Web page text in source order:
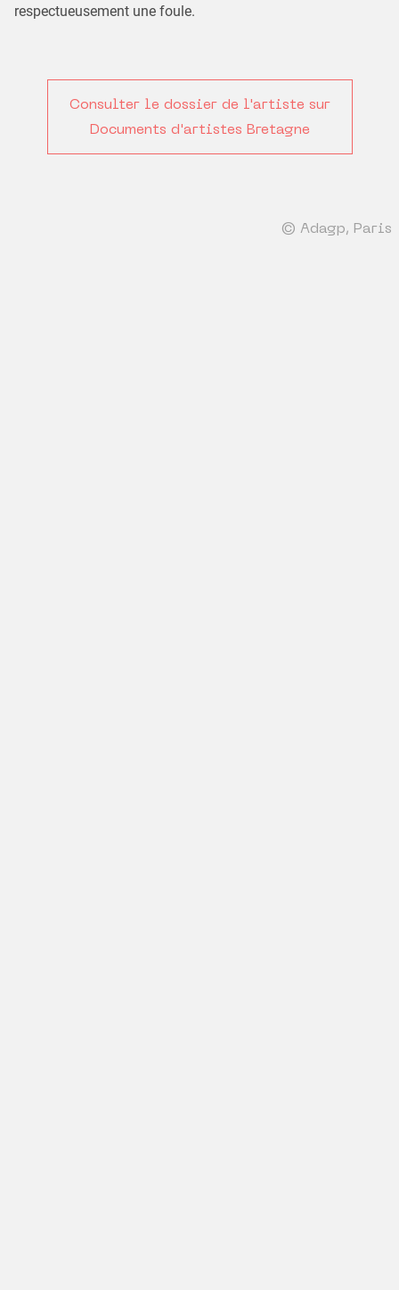
respectueusement une foule.
Consulter le dossier de l'artiste sur
Documents d'artistes Bretagne
© Adagp, Paris